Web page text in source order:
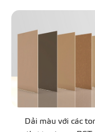
Dải màu với các